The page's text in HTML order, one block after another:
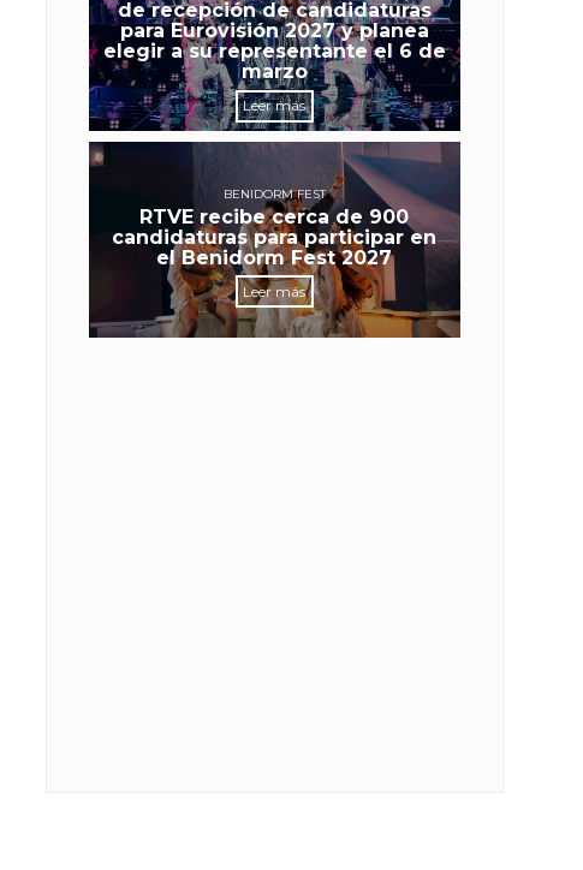
de recepción de candidaturas
para Eurovisión 2027 y planea
elegir a su representante el 6 de
marzo
Leer más
BENIDORM FEST
RTVE recibe cerca de 900
candidaturas para participar en
el Benidorm Fest 2027
Leer más